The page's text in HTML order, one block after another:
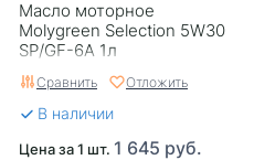
Масло моторное
Molygreen Selection 5W30
SP/GF-6A 1л
Сравнить Отложить
В наличии
Цена за 1 шт. 1 645 руб.